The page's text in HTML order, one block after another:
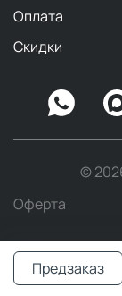
Предзаказ
Оплата
Скидки
©
Оферта